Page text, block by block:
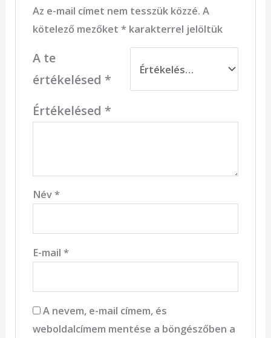
Az e-mail címet nem tesszük közzé. A
kötelező mezőket *karakterrel jelöltük
A te
értékelésed *
Értékelésed *
Név*
E-mail *
A nevem, e-mail címem, és
weboldalcímem mentése a böngészőben a